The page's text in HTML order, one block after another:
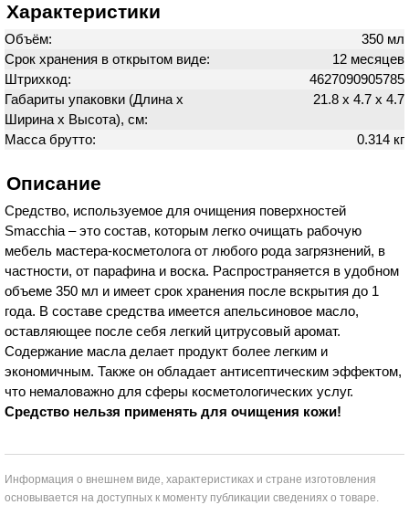
Характеристики
Объём:
350 мл
Срок хранения в открытом виде:
12 месяцев
Штрихкод:
4627090905785
Габариты упаковки (Длина х
Ширина х Высота), см:
21.8 х 4.7 х 4.7
Масса брутто: 0.314 кг
Описание
Средство, используемое для очищения поверхностей
Smacchia – это состав, которым легко очищать рабочую
мебель мастера-косметолога от любого рода загрязнений, в
частности, от парафина и воска. Распространяется в удобном
объеме 350 мл и имеет срок хранения после вскрытия до 1
года. В составе средства имеется апельсиновое масло,
оставляющее после себя легкий цитрусовый аромат.
Содержание масла делает продукт более легким и
экономичным. Также он обладает антисептическим эффектом,
что немаловажно для сферы косметологических услуг.
Средство нельзя применять для очищения кожи!
Информация о внешнем виде, характеристиках и стране изготовления
основывается на доступных к моменту публикации сведениях о товаре.